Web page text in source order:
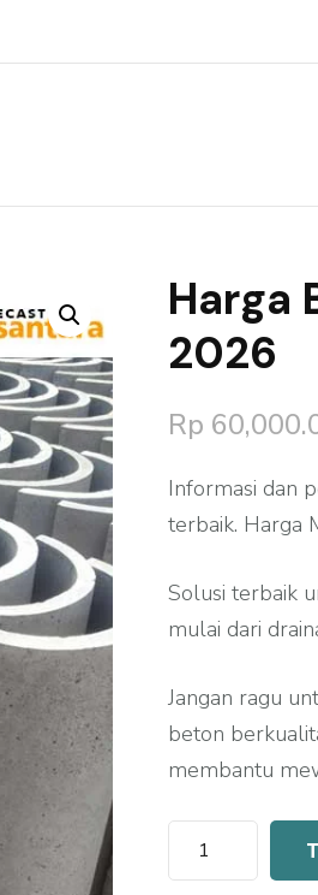
Harga
2026
Rp
Informasi dan
terbaik. Harga
Solusi terbaik
mulai dari
Jangan ragu
beton
membantu
Kuantitas
Harga